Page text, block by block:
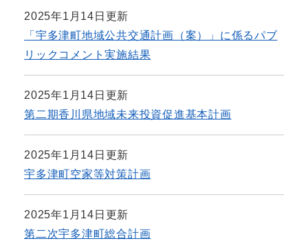
2025年1月14日更新
「宇多津町地域公共交通計画（案）」に係るパブ
リックコメント実施結果
2025年1月14日更新
第二期香川県地域未来投資促進基本計画
2025年1月14日更新
宇多津町空家等対策計画
2025年1月14日更新
第二次宇多津町総合計画